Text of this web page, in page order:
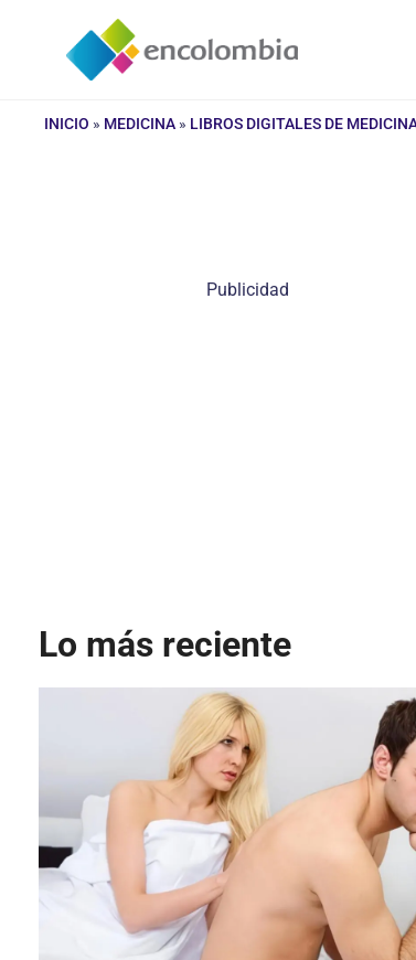
contenido
INICIO » MEDICINA » LIBROS DIGITALES DE
Publicidad
Lo más reciente